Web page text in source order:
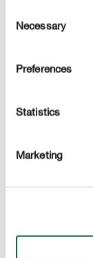
Selection
Necessary
Preferences
Statistics
Marketing
COMPO